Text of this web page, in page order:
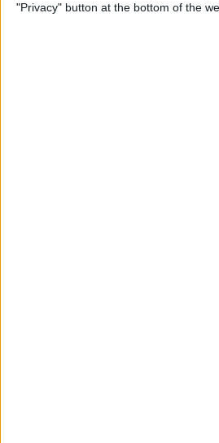
"Privacy" button at the bottom of the
Hoje vamos centrar-nos nas